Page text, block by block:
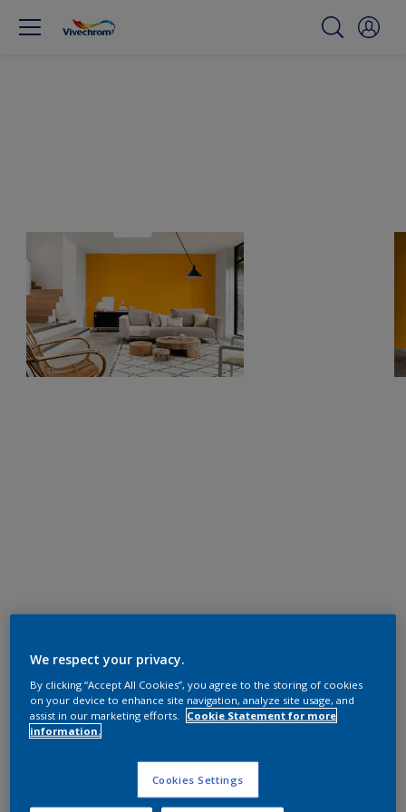
We respect your privacy.
By clicking “Accept All Cookies”, you agree to the storing of cookies
on your device to enhance site navigation, analyze site usage, and
assist in our marketing efforts.
Cookie Statement for more
information.
Cookies Settings